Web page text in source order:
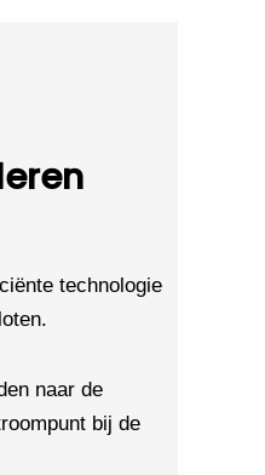
technologie
naar de
bij de